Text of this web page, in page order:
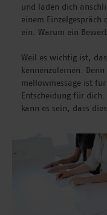
und laden dich
einem Einzelgespräch
ein. Warum ein
Weil es wichtig ist,
kennenzulernen.
mellowmessage ist
Entscheidung für
kann es sein, dass